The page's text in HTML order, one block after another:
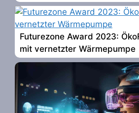
Futurezone Award 2023:
mit vernetzter Wärmepumpe